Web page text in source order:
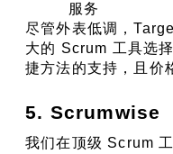
服务
尽管外表低调，
大的 Scrum 工具选
捷方法的支持，且价
5. Scrumwise
我们在顶级 Scrum